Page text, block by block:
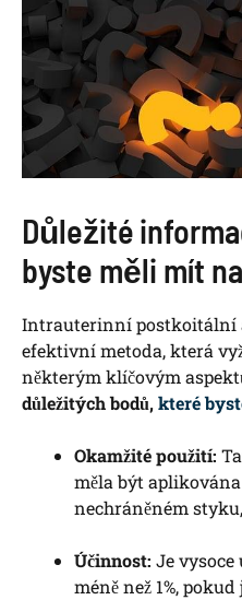
Důležité
byste měli mít
Intrauterinní postkoitální
efektivní metoda, která
některým klíčovým
důležitých bodů,které
Okamžité použití:
měla být
nechráněném
Účinnost: Je
méně než 1%,